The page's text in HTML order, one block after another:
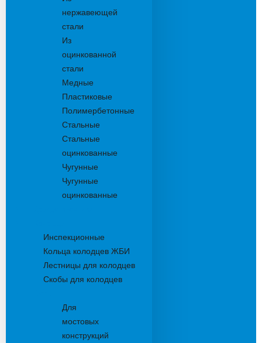
нержавеющей
стали
Из
оцинкованной
стали
Медные
Пластиковые
Полимербетонные
Стальные
Стальные
оцинкованные
Чугунные
Чугунные
оцинкованные
Инспекционные
Кольца колодцев ЖБИ
Лестницы для колодцев
Скобы для колодцев
Для
мостовых
конструкций